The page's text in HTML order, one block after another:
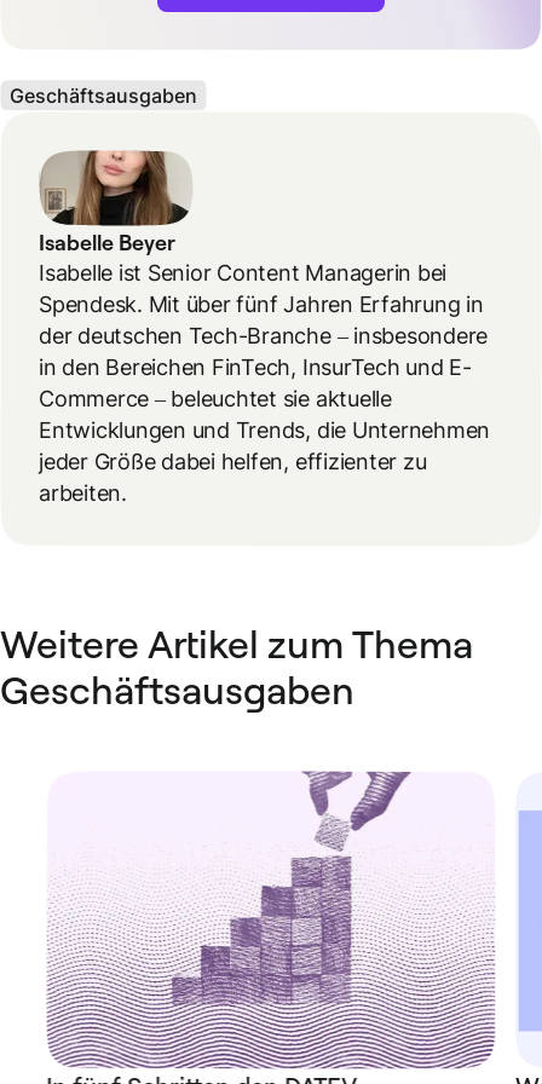
Geschäftsausgaben
Isabelle Beyer
Isabelle ist Senior Content Managerin bei
Spendesk. Mit über fünf Jahren Erfahrung in
der deutschen Tech-Branche – insbesondere
in den Bereichen FinTech, InsurTech und E-
Commerce – beleuchtet sie aktuelle
Entwicklungen und Trends, die Unternehmen
jeder Größe dabei helfen, effizienter zu
arbeiten.
Weitere Artikel zum Thema
Geschäftsausgaben